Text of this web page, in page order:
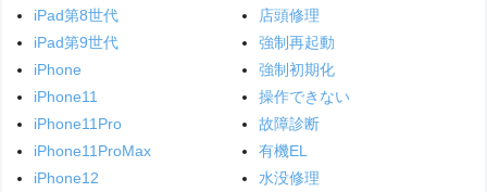
iPad第8世代
iPad第9世代
iPhone
iPhone11
iPhone11Pro
iPhone11ProMax
iPhone12
店頭修理
強制再起動
強制初期化
操作できない
故障診断
有機EL
水没修理